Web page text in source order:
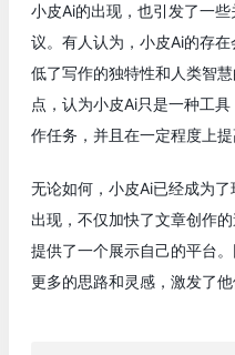
小皮Ai的出现，也引发了一
议。有人认为，小皮Ai的存
低了写作的独特性和人类智
点，认为小皮Ai只是一种工
作任务，并且在一定程度上提
无论如何，小皮Ai已经成为
出现，不仅加快了文章创作
提供了一个展示自己的平台
更多的思路和灵感，激发了他